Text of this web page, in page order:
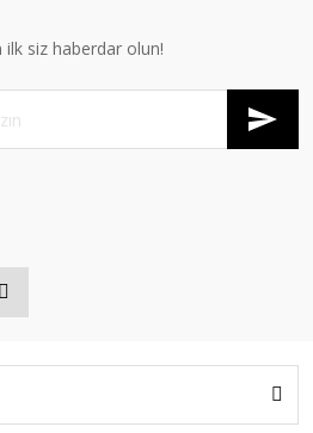
siz haberdar olun!